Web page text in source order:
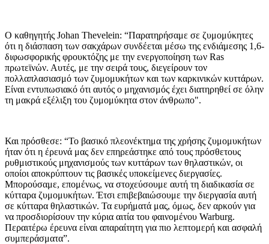
Ο καθηγητής Johan Thevelein: “Παρατηρήσαμε σε ζυμομύκητες
ότι η διάσπαση των σακχάρων συνδέεται μέσω της ενδιάμεσης 1,6-
διφωσφορικής φρουκτόζης με την ενεργοποίηση των Ras
πρωτεϊνών. Αυτές, με την σειρά τους, διεγείρουν τον
πολλαπλασιασμό των ζυμομυκήτων και των καρκινικών κυττάρων.
Είναι εντυπωσιακό ότι αυτός ο μηχανισμός έχει διατηρηθεί σε όλην
τη μακρά εξέλιξη του ζυμομύκητα στον άνθρωπο".
Και πρόσθεσε: “Το βασικό πλεονέκτημα της χρήσης ζυμομυκήτων
ήταν ότι η έρευνά μας δεν επηρεάστηκε από τους πρόσθετους
ρυθμιστικούς μηχανισμούς των κυττάρων των θηλαστικών, οι
οποίοι αποκρύπτουν τις βασικές υποκείμενες διεργασίες.
Μπορούσαμε, επομένως, να στοχεύσουμε αυτή τη διαδικασία σε
κύτταρα ζυμομυκήτων. Έτσι επιβεβαιώσουμε την διεργασία αυτή
σε κύτταρα θηλαστικών. Τα ευρήματά μας, όμως, δεν αρκούν για
να προσδιορίσουν την κύρια αιτία του φαινομένου Warburg.
Περαιτέρω έρευνα είναι απαραίτητη για πιο λεπτομερή και ασφαλή
συμπεράσματα”.